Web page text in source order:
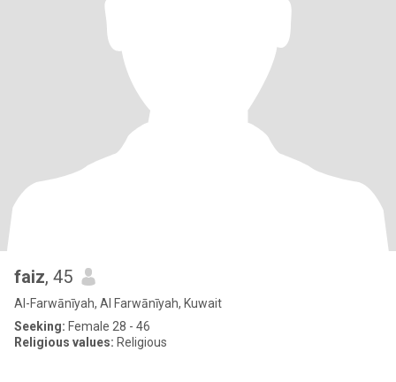
faiz, 45
Al-Farwānīyah, Al Farwānīyah, Kuwait
Seeking: Female 28 - 46
Religious values: Religious